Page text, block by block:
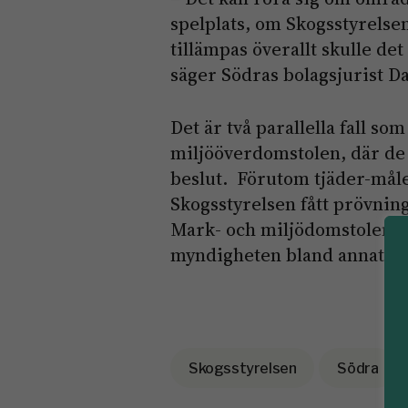
spelplats, om
tillämpas överallt skulle
säger Södras bolagsjurist
Det är två parallella fall
miljööverdomstolen, där
beslut. Förutom tjäder-
Skogsstyrelsen fått
Mark- och miljödomstolen i
myndigheten bland annat
Skogsstyrelsen Södra